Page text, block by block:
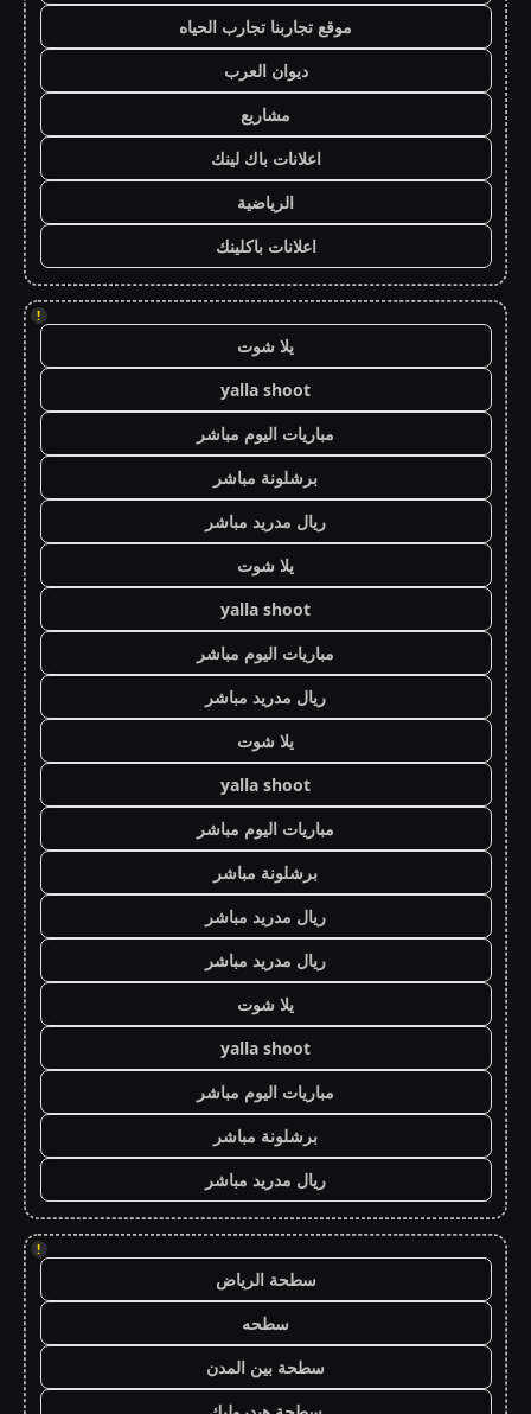
موقع تجاربنا تجارب الحياه
ديوان العرب
مشاريع
اعلانات باك لينك
الرياضية
اعلانات باكلينك
!
يلا شوت
yalla shoot
مباريات اليوم مباشر
برشلونة مباشر
ريال مدريد مباشر
يلا شوت
yalla shoot
مباريات اليوم مباشر
ريال مدريد مباشر
يلا شوت
yalla shoot
مباريات اليوم مباشر
برشلونة مباشر
ريال مدريد مباشر
ريال مدريد مباشر
يلا شوت
yalla shoot
مباريات اليوم مباشر
برشلونة مباشر
ريال مدريد مباشر
!
سطحة الرياض
سطحه
سطحة بين المدن